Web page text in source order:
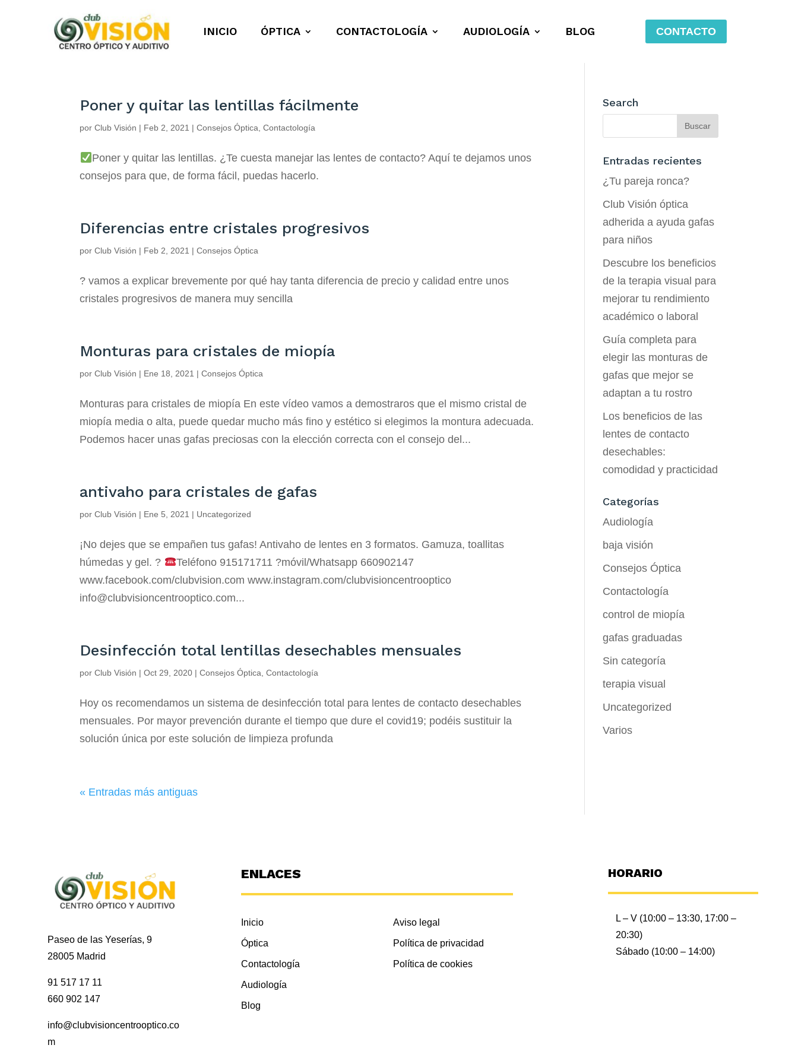
INICIO ÓPTICA CONTACTOLOGÍA AUDIOLOGÍA BLOG CONTACTO
Poner y quitar las lentillas fácilmente
porClub Visión | Feb 2, 2021 |Consejos Óptica ,Contactología
Poner y quitar las lentillas. ¿Te cuesta manejar las lentes de contacto? Aquí te dejamos unos
consejos para que, de forma fácil, puedas hacerlo.
Diferencias entre cristales progresivos
porClub Visión | Feb 2, 2021 |Consejos Óptica
? vamos a explicar brevemente por qué hay tanta diferencia de precio y calidad entre unos
cristales progresivos de manera muy sencilla
Monturas para cristales de miopía
porClub Visión | Ene 18, 2021 |Consejos Óptica
Monturas para cristales de miopía En este vídeo vamos a demostraros que el mismo cristal de
miopía media o alta, puede quedar mucho más fino y estético si elegimos la montura adecuada.
Podemos hacer unas gafas preciosas con la elección correcta con el consejo del...
antivaho para cristales de gafas
porClub Visión | Ene 5, 2021 | Uncategorized
¡No dejes que se empañen tus gafas! Antivaho de lentes en 3 formatos. Gamuza, toallitas
húmedas y gel. ?
Teléfono 915171711 ?móvil/Whatsapp 660902147
www.facebook.com/clubvision.com www.instagram.com/clubvisioncentrooptico
info@clubvisioncentrooptico.com...
Desinfección total lentillas desechables mensuales
porClub Visión |Oct 29, 2020 |Consejos Óptica ,Contactología
Hoy os recomendamos un sistema de desinfección total para lentes de contacto desechables
mensuales. Por mayor prevención durante el tiempo que dure el covid19; podéis sustituir la
solución única por este solución de limpieza profunda
« Entradas más antiguas
Search
Entradas recientes
¿Tu pareja ronca?
Club Visión óptica
adherida a ayuda gafas
para niños
Descubre los beneficios
de la terapia visual para
mejorar tu rendimiento
académico o laboral
Guía completa para
elegir las monturas de
gafas que mejor se
adaptan a tu rostro
Los beneficios de las
lentes de contacto
desechables:
comodidad y practicidad
Categorías
Audiología
baja visión
Consejos Óptica
Contactología
control de miopía
gafas graduadas
Sin categoría
terapia visual
Uncategorized
Varios
Paseo de las Yeserías, 9
28005 Madrid
91 517 17 11
660 902 147
info@clubvisioncentrooptico.co
m
ENLACES
Inicio
Óptica
Contactología
Audiología
Blog
Aviso legal
Política de privacidad
Política de cookies
HORARIO
L – V (10:00 – 13:30, 17:00 –
20:30)
Sábado (10:00 – 14:00)